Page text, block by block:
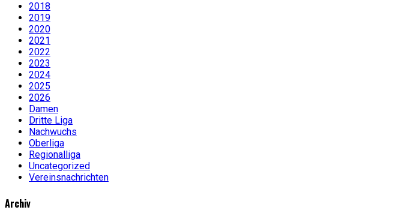
2018
2019
2020
2021
2022
2023
2024
2025
2026
Damen
Dritte Liga
Nachwuchs
Oberliga
Regionalliga
Uncategorized
Vereinsnachrichten
Archiv